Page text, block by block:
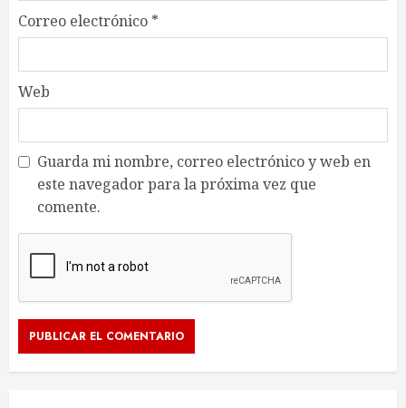
Correo electrónico *
Web
Guarda mi nombre, correo electrónico y web en
este navegador para la próxima vez que
comente.